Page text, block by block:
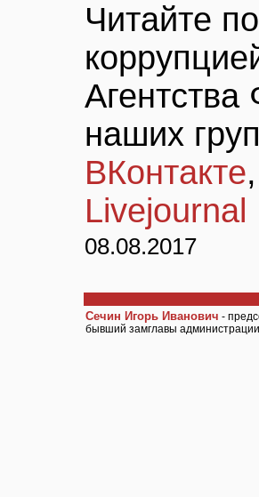
Читайте
наших
ВКонтакте,
Livejournal
08.08.2017
Сечин Игорь Иванович -
бывший замглавы